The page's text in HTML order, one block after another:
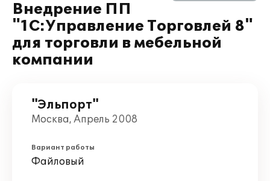
Внедрение ПП
"1С:Управление Торговлей 8"
для торговли в мебельной
компании
"Эльпорт"
Москва, Апрель 2008
Вариант работы
Файловый